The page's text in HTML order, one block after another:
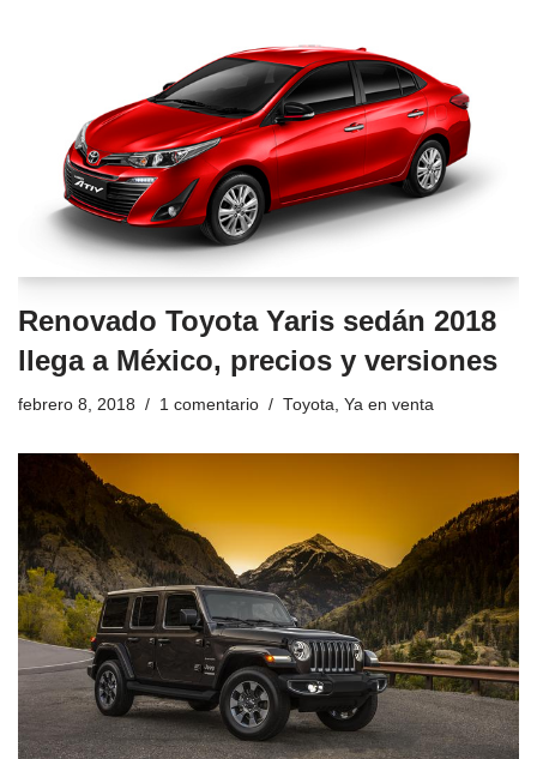
Renovado Toyota Yaris sedán 2018
llega a México, precios y versiones
febrero 8, 2018 1 comentario Toyota, Ya en venta